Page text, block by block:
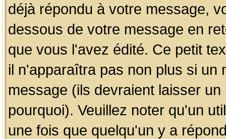
déjà répondu à votre message,
dessous de votre message en
que vous l'avez édité. Ce petit
il n'apparaîtra pas non plus si un
message (ils devraient laisser
pourquoi). Veuillez noter qu'un
une fois que quelqu'un y a